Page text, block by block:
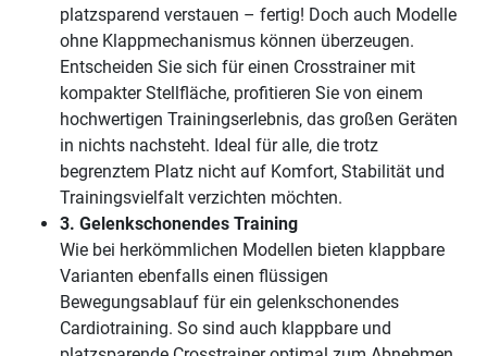
platzsparend verstauen – fertig! Doch auch Modelle
ohne Klappmechanismus können überzeugen.
Entscheiden Sie sich für einen Crosstrainer mit
kompakter Stellfläche, profitieren Sie von einem
hochwertigen Trainingserlebnis, das großen Geräten
in nichts nachsteht. Ideal für alle, die trotz
begrenztem Platz nicht auf Komfort, Stabilität und
Trainingsvielfalt verzichten möchten.
3. Gelenkschonendes Training
Wie bei herkömmlichen Modellen bieten klappbare
Varianten ebenfalls einen flüssigen
Bewegungsablauf für ein gelenkschonendes
Cardiotraining. So sind auch klappbare und